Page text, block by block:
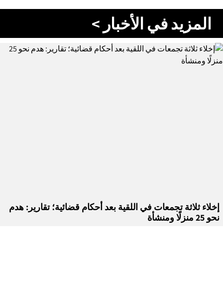
المزيد في الأخبار >
إخلاء ثلاثة تجمعات في اللقية بعد أحكام قضائية؛ تقارير: هدم
نحو 25 منزلًا ومنشأة